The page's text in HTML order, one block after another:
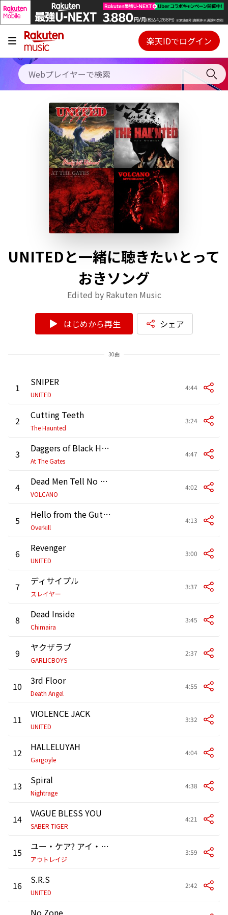
キャンペーン
料金プラン
使い方
初回30日間無料お試し
Webプレイヤー
ご契約内容の確認・変更
楽天IDでログイン
UNITEDと一緒に聴きたいとって
おきソング
Edited by Rakuten Music
はじめから再生 シェア
30曲
1 SNIPER
UNITED
4:44
2 Cutting Teeth
The Haunted
3:24
3 Daggers of Black Haze feat. Rob Miller
At The Gates
4:47
4 Dead Men Tell No Tales
VOLCANO
4:02
5 Hello from the Gutter
Overkill
4:13
6 Revenger
UNITED
3:00
7 ディサイプル
スレイヤー
3:37
8 Dead Inside
Chimaira
3:45
9 ヤクザラブ
GARLICBOYS
2:37
10 3rd Floor
Death Angel
4:55
11 VIOLENCE JACK
UNITED
3:32
12 HALLELUYAH
Gargoyle
4:04
13 Spiral
Nightrage
4:38
14 VAGUE BLESS YOU
SABER TIGER
4:21
15 ユー・ケア? アイ・ドント・ケア
アウトレイジ
3:59
16 S.R.S
UNITED
2:42
No Zone